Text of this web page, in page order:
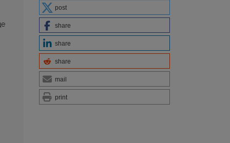
post
share
share
share
mail
print